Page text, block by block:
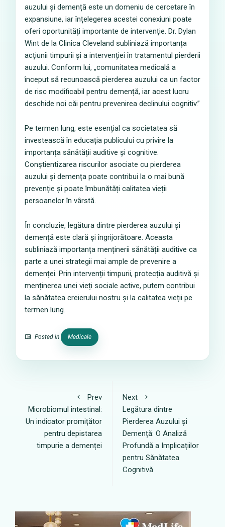
auzului și demență este un domeniu de cercetare în
expansiune, iar înțelegerea acestei conexiuni poate
oferi oportunități importante de intervenție. Dr. Dylan
Wint de la Clinica Cleveland subliniază importanța
acțiunii timpurii și a intervenției în tratamentul pierderii
auzului. Conform lui, „comunitatea medicală a
început să recunoască pierderea auzului ca un factor
de risc modificabil pentru demență, iar acest lucru
deschide noi căi pentru prevenirea declinului cognitiv.”
Pe termen lung, este esențial ca societatea să
investească în educația publicului cu privire la
importanța sănătății auditive și cognitive.
Conștientizarea riscurilor asociate cu pierderea
auzului și demența poate contribui la o mai bună
prevenție și poate îmbunătăți calitatea vieții
persoanelor în vârstă.
În concluzie, legătura dintre pierderea auzului și
demență este clară și îngrijorătoare. Aceasta
subliniază importanța menținerii sănătății auditive ca
parte a unei strategii mai ample de prevenire a
demenței. Prin intervenții timpurii, protecția auditivă și
menținerea unei vieți sociale active, putem contribui
la sănătatea creierului nostru și la calitatea vieții pe
termen lung.
Posted in Medicale
Prev
Microbiomul intestinal:
Un indicator promițător
pentru depistarea
timpurie a demenței
Next
Legătura dintre
Pierderea Auzului și
Demență: O Analiză
Profundă a Implicațiilor
pentru Sănătatea
Cognitivă